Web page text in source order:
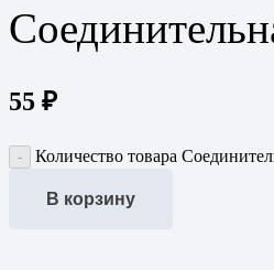
55 ₽
Количество товара
В корзину